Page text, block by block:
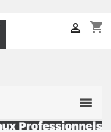
shopping_cart
